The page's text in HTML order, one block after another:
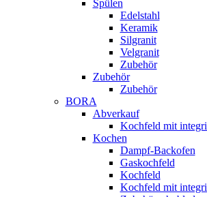
Spülen
Edelstahl
Keramik
Silgranit
Velgranit
Zubehör
Zubehör
Zubehör
BORA
Abverkauf
Kochfeld mit
Kochen
Dampf-Backofen
Gaskochfeld
Kochfeld
Kochfeld mit